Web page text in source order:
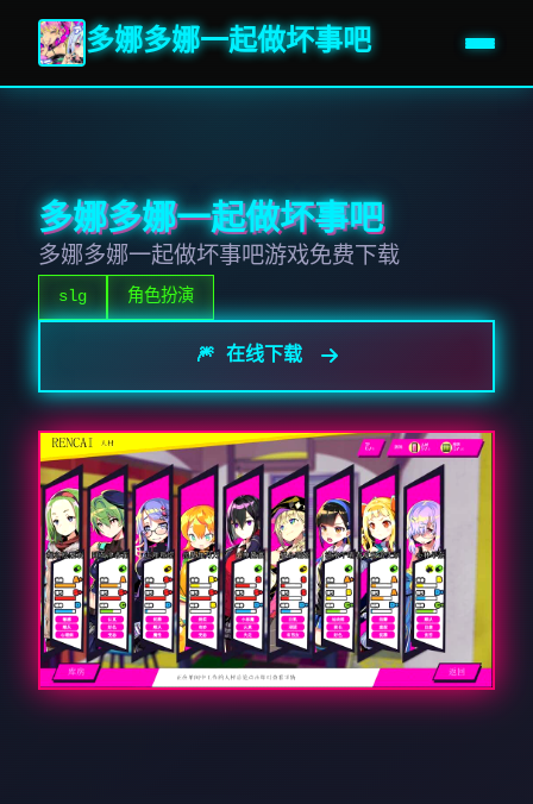
多娜多娜一起做坏事吧
多娜多娜一起做坏事吧
多娜多娜一起做坏事吧游戏免费下载
slg 角色扮演
🎆 在线下载